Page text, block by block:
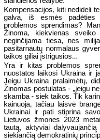
Kompensacijos, kiti nedideli
galva, iš esmės padėties
problemos sprendimas?
Žinoma, kiekvienas
neginčijama tiesa, nes
pasitarnautų normalaus
taikos giliai įstrigusios...
Yra ir kitas problemos
nuostatos laikosi Ukraina ir
Jeigu Ukraina pralaimėtų,
Žinomas postulatas - „jeigu
skamba - siek taikos. Tik
kainuoja, tačiau laisvė
Ukrainai ir pati stiprina
Lietuvos žmones 2023
tautą, aktyviai
siekiančią demokratinių